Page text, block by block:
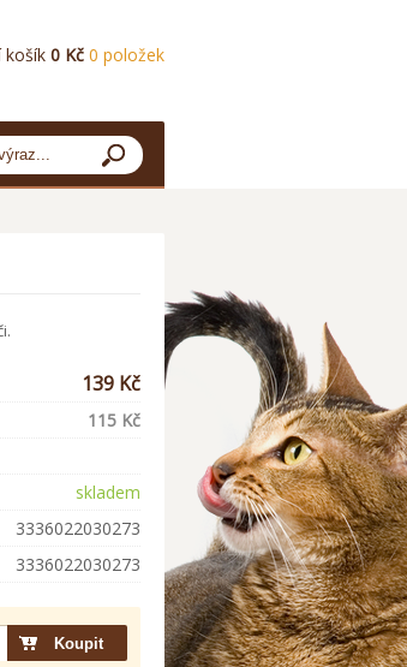
košík 0 Kč 0 položek
139 Kč
115 Kč
skladem
3336022030273
3336022030273